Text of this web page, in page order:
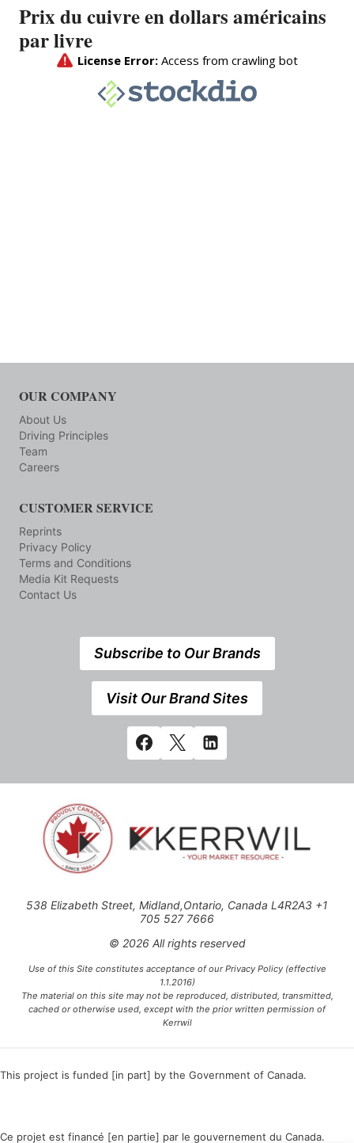
Prix du cuivre en dollars américains
par livre
OUR COMPANY
About Us
Driving Principles
Team
Careers
CUSTOMER SERVICE
Reprints
Privacy Policy
Terms and Conditions
Media Kit Requests
Contact Us
Subscribe to Our Brands
Visit Our Brand Sites
538 Elizabeth Street, Midland,Ontario, Canada L4R2A3 +1
705 527 7666
© 2026 All rights reserved
Use of this Site constitutes acceptance of our Privacy Policy (effective
1.1.2016)
The material on this site may not be reproduced, distributed, transmitted,
cached or otherwise used, except with the prior written permission of
Kerrwil
This project is funded [in part] by the Government of Canada.
Ce projet est financé [en partie] par le gouvernement du Canada.